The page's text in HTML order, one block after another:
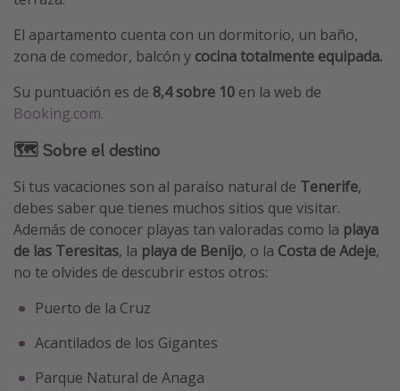
El apartamento cuenta con un dormitorio, un baño,
zona de comedor, balcón y cocina totalmente equipada.
Su puntuación es de 8,4 sobre 10 en la web de
Booking.com.
🗺 Sobre el destino
Si tus vacaciones son al paraíso natural de Tenerife,
debes saber que tienes muchos sitios que visitar.
Además de conocer playas tan valoradas como la playa
de las Teresitas, la playa de Benijo, o la Costa de Adeje,
no te olvides de descubrir estos otros:
Puerto de la Cruz
Acantilados de los Gigantes
Parque Natural de Anaga